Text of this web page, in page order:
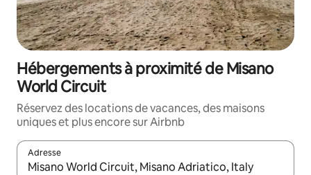
Hébergements à proximité de Misano
World Circuit
Réservez des locations de vacances, des maisons
uniques et plus encore sur Airbnb
Adresse
Lorsque les résultats s'affichent, utilisez les flèches vers le